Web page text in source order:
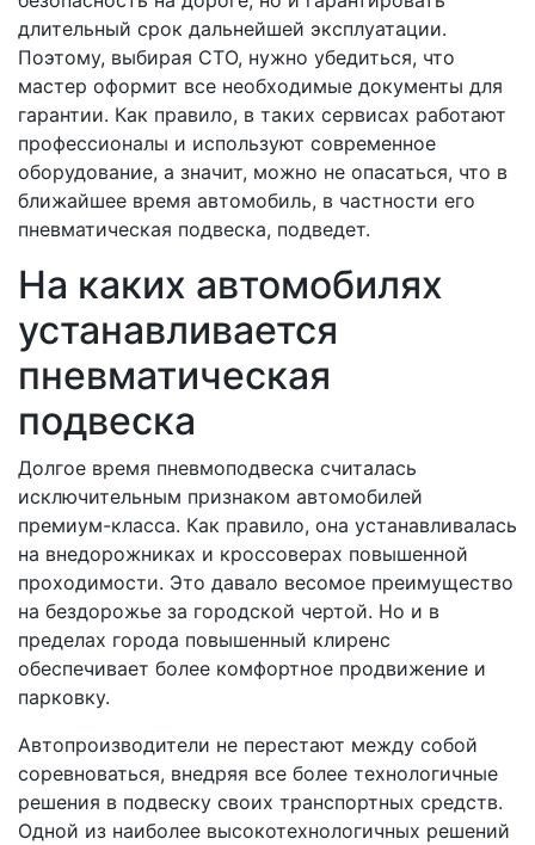
длительный срок дальнейшей эксплуатации.
Поэтому, выбирая СТО, нужно убедиться, что
мастер оформит все необходимые документы для
гарантии. Как правило, в таких сервисах работают
профессионалы и используют современное
оборудование, а значит, можно не опасаться, что в
ближайшее время автомобиль, в частности его
пневматическая подвеска, подведет.
На каких автомобилях
устанавливается
пневматическая
подвеска
Долгое время пневмоподвеска считалась
исключительным признаком автомобилей
премиум-класса. Как правило, она устанавливалась
на внедорожниках и кроссоверах повышенной
проходимости. Это давало весомое преимущество
на бездорожье за городской чертой. Но и в
пределах города повышенный клиренс
обеспечивает более комфортное продвижение и
парковку.
Автопроизводители не перестают между собой
соревноваться, внедряя все более технологичные
решения в подвеску своих транспортных средств.
Одной из наиболее высокотехнологичных решений